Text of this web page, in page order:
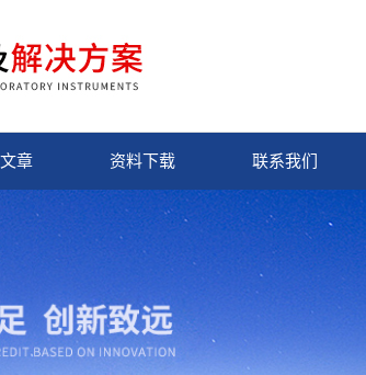
章 资料下载 联系我们